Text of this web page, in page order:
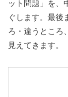
ット問題」を、
ぐします。最後
ろ・違うところ
見えてきます。